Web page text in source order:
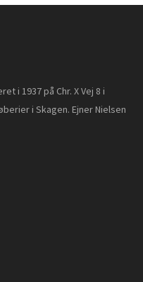
i 1937 på Chr. X Vej 8 i
i Skagen. Ejner Nielsen